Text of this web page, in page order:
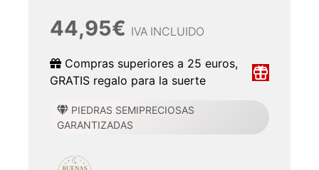
44,95€ IVA INCLUIDO
Compras superiores a 25 euros,
GRATIS regalo para la suerte
PIEDRAS SEMIPRECIOSAS
GARANTIZADAS